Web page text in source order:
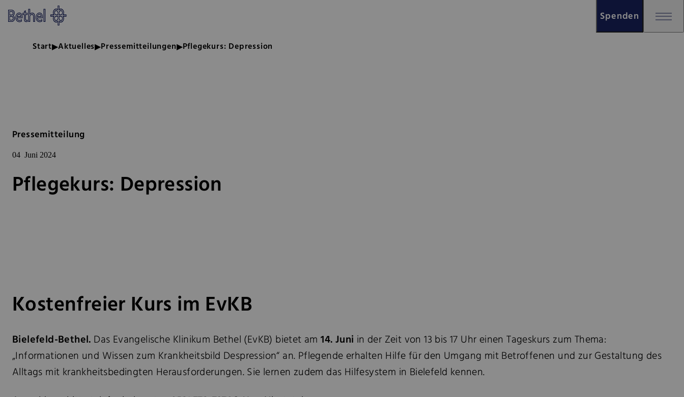
Zum Hauptinhalt springen
Zur Fußzeile springen
Spenden
Bethel - Pflegekurs: Depression
Start Aktuelles Pressemitteilungen Pflegekurs: Depression
Pressemitteilung
04 Juni 2024
Pflegekurs: Depression
Kostenfreier Kurs im EvKB
Bielefeld-Bethel. Das Evangelische Klinikum Bethel (EvKB) bietet am14. Juni in der Zeit von 13 bis 17 Uhr einen Tageskurs zum Thema:
„Informationen und Wissen zum Krankheitsbild Despression“ an. Pflegende erhalten Hilfe für den Umgang mit Betroffenen und zur Gestaltung des
Alltags mit krankheitsbedingten Herausforderungen. Sie lernen zudem das Hilfesystem in Bielefeld kennen.